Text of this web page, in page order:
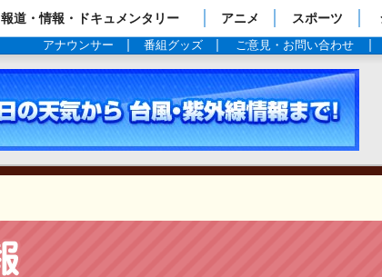
報道・情報・ドキュメンタリー アニメ スポーツ
アナウンサー 番組グッズ ご意見・お問い合わせ